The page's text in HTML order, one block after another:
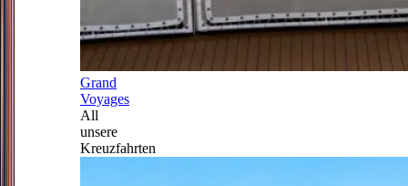
Grand
Voyages
All
unsere
Kreuzfahrten